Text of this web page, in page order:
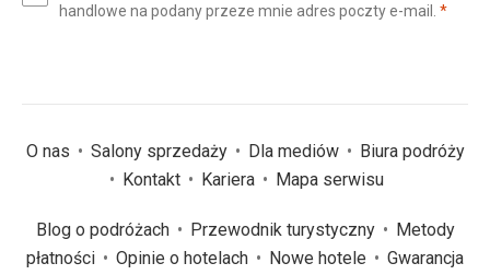
(wymagane)
handlowe na podany przeze mnie adres poczty e-mail. *
O nas Salony sprzedaży Dla mediów
Biura podróży
Kontakt
Kariera Mapa serwisu
Blog o podróżach Przewodnik turystyczny
Metody
płatności
Opinie o hotelach Nowe hotele
Gwarancja